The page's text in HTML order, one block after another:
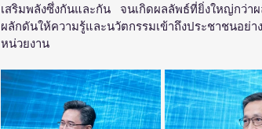
เสริมพลังซึ่งกันและกัน จนเกิดผลลัพธ์ที่ยิ่งใหญ่กว่
ผลักดันให้ความรู้และนวัตกรรมเข้าถึงประชาชนอย่
หน่วยงาน